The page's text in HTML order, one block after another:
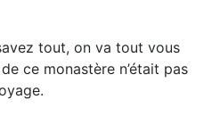
tout, on va tout vous
ce monastère n’était pas